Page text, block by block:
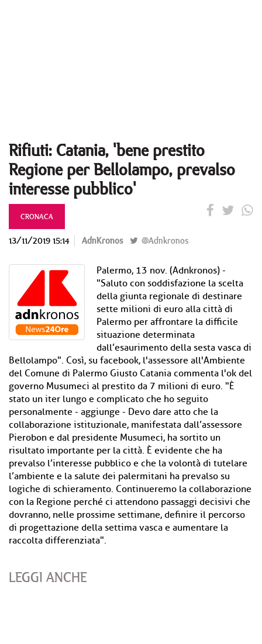
Rifiuti: Catania, 'bene prestito
Regione per Bellolampo, prevalso
interesse pubblico'
CRONACA
13/11/2019 15:14 AdnKronos @Adnkronos
Palermo, 13 nov. (Adnkronos) -
"Saluto con soddisfazione la scelta
della giunta regionale di destinare
sette milioni di euro alla città di
Palermo per affrontare la difficile
situazione determinata
dall’esaurimento della sesta vasca di
Bellolampo". Così, su facebook, l'assessore all'Ambiente
del Comune di Palermo Giusto Catania commenta l'ok del
governo Musumeci al prestito da 7 milioni di euro. "È
stato un iter lungo e complicato che ho seguito
personalmente - aggiunge - Devo dare atto che la
collaborazione istituzionale, manifestata dall’assessore
Pierobon e dal presidente Musumeci, ha sortito un
risultato importante per la città. È evidente che ha
prevalso l’interesse pubblico e che la volontà di tutelare
l’ambiente e la salute dei palermitani ha prevalso su
logiche di schieramento. Continueremo la collaborazione
con la Regione perché ci attendono passaggi decisivi che
dovranno, nelle prossime settimane, definire il percorso
di progettazione della settima vasca e aumentare la
raccolta differenziata".
LEGGI ANCHE